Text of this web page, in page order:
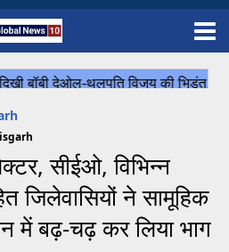
सीईओ, विभिन्न
जिलेवासियों ने सामूहिक
में बढ़-चढ़ कर लिया भाग